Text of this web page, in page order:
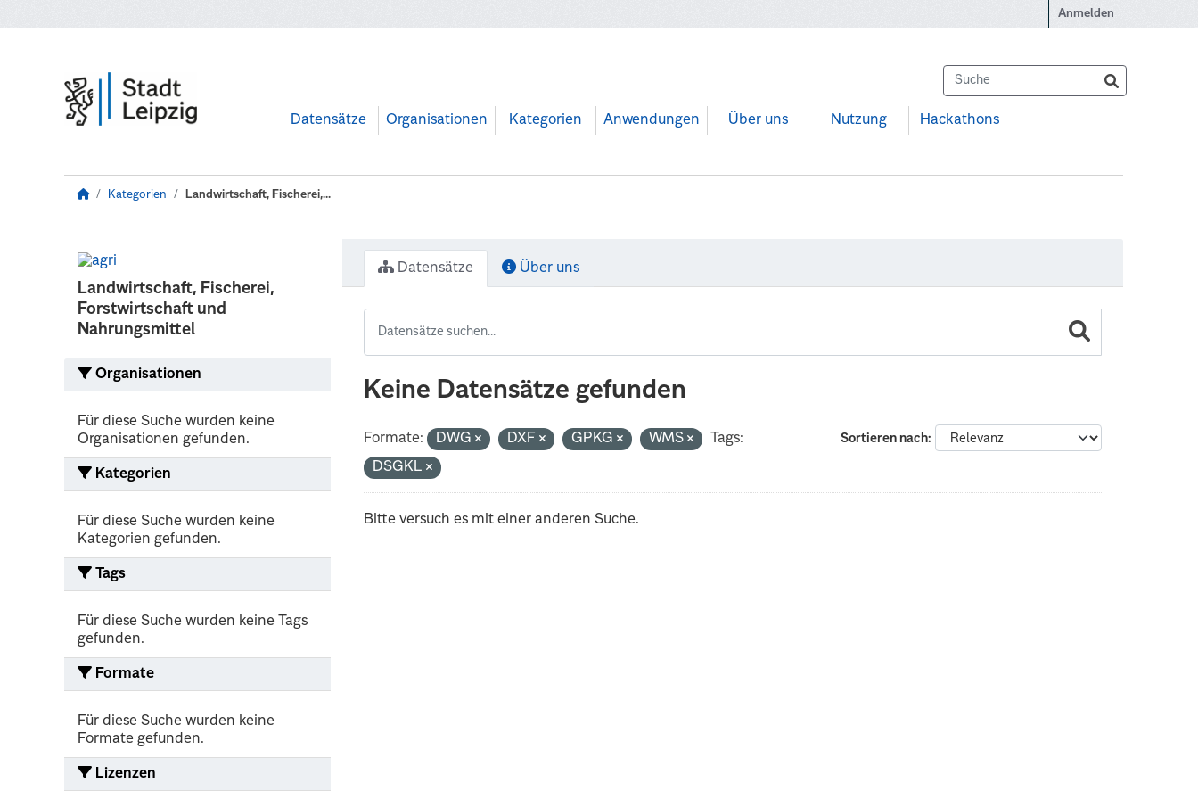
Anmelden
Datensätze Organisationen Kategorien Anwendungen Über uns Nutzung Hackathons
Kategorien Landwirtschaft, Fischerei,...
Landwirtschaft, Fischerei,
Forstwirtschaft und
Nahrungsmittel
Organisationen
Für diese Suche wurden keine
Organisationen gefunden.
Kategorien
Für diese Suche wurden keine
Kategorien gefunden.
Tags
Für diese Suche wurden keine Tags
gefunden.
Formate
Für diese Suche wurden keine
Formate gefunden.
Lizenzen
Datensätze Über uns
Keine Datensätze gefunden
Sortieren nach
Formate: DWG DXF GPKG WMS
Tags:
DSGKL
Bitte versuch es mit einer anderen Suche.